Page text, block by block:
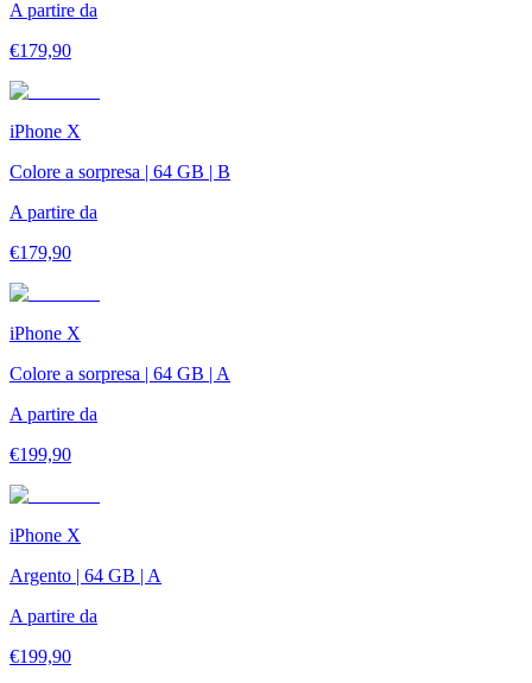
A partire da
€179,90
iPhone X
Colore a sorpresa | 64 GB | B
A partire da
€179,90
iPhone X
Colore a sorpresa | 64 GB | A
A partire da
€199,90
iPhone X
Argento | 64 GB | A
A partire da
€199,90